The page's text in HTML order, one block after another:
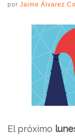
por Jaime Álvarez
El próximo